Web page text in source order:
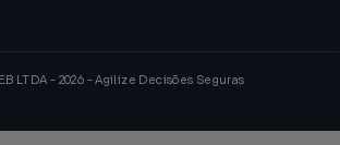
LTDA - 2026 - Agilize Decisões Seguras